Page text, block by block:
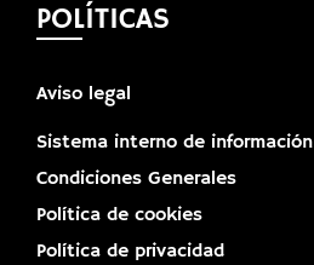
POLÍTICAS
Aviso legal
Sistema interno de información
Condiciones Generales
Política de cookies
Política de privacidad